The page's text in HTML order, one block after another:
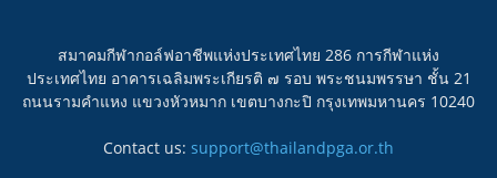
สมาคมกีฬากอล์ฟอาชีพแห่งประเทศไทย 286 การกีฬาแห่ง
ประเทศไทย อาคารเฉลิมพระเกียรติ ๗ รอบ พระชนมพรรษา ชั้น 21
ถนนรามคำแหง แขวงหัวหมาก เขตบางกะปิ กรุงเทพมหานคร 10240
Contact us: support@thailandpga.or.th